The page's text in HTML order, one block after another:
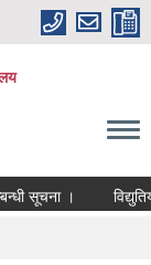
। विद्युतिय